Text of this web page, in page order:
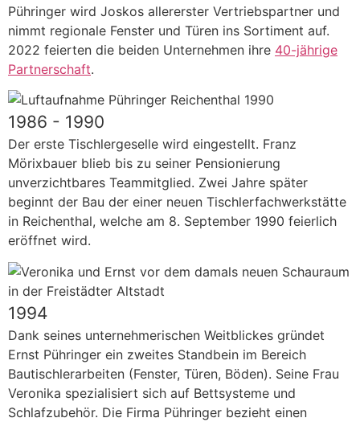
Pühringer wird Joskos allererster Vertriebspartner und
nimmt regionale Fenster und Türen ins Sortiment auf.
2022 feierten die beiden Unternehmen ihre 40-jährige
Partnerschaft.
1986 - 1990
Der erste Tischlergeselle wird eingestellt. Franz
Mörixbauer blieb bis zu seiner Pensionierung
unverzichtbares Teammitglied. Zwei Jahre später
beginnt der Bau der einer neuen Tischlerfachwerkstätte
in Reichenthal, welche am 8. September 1990 feierlich
eröffnet wird.
1994
Dank seines unternehmerischen Weitblickes gründet
Ernst Pühringer ein zweites Standbein im Bereich
Bautischlerarbeiten (Fenster, Türen, Böden). Seine Frau
Veronika spezialisiert sich auf Bettsysteme und
Schlafzubehör. Die Firma Pühringer bezieht einen